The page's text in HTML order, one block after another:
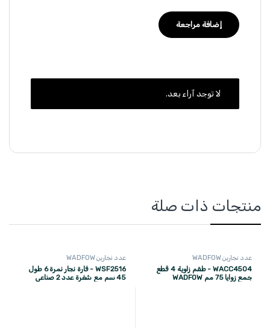
لا توجد آراء بعد.
منتجات ذات صلة
عدد نجارين WADFOW
WACC4504 - طقم زاوية 4 قطع
جمع زوايا 75 مم WADFOW
عدد نجارين WADFOW
WSF2516 - فارة نجار نمرة 6 طول
45 سم مع شفرة عدد 2 صناعي